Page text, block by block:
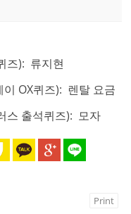
즈): 류지현
OX퀴즈): 렌탈 요금
스 출석퀴즈): 모자
Print